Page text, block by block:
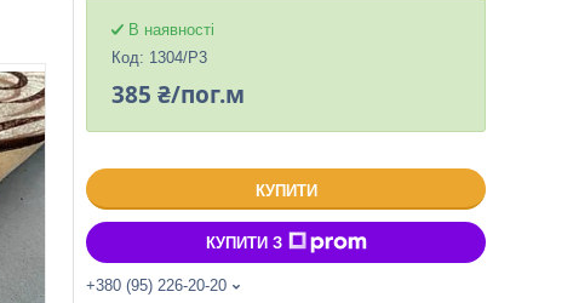
В наявності
Код: 1304/Р3
385 ₴/пог.м
КУПИТИ
КУПИТИ З
+380 (95) 226-20-20